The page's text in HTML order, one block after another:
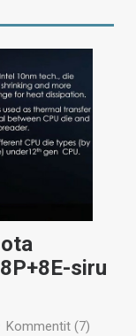
siru
Kommentit (7)